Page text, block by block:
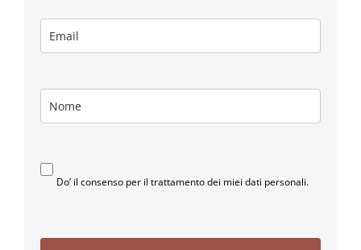
Do’ il consenso per il trattamento dei miei dati personali.